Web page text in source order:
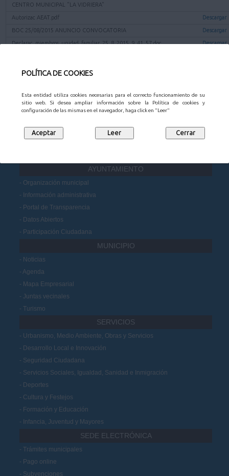
POLÍTICA DE COOKIES
Esta entidad utiliza cookies necesarias para el correcto funcionamiento de su
sitio web. Si desea ampliar información sobre la Política de cookies y
configuración de las mismas en el navegador, haga click en "Leer"
CENTRO MUNICIPAL "LA VIDRIERA"
Autorizac AEAT.pdf Descargar
BOC 25/08/2015 ANUNCIO CONVOCATORIA Descargar
Declarac_miembros_unidad_familiar_25_8_2015_9_41_57.doc Descargar
Ficha terceros.pdf
Volver a la página anterior
AYUNTAMIENTO
Organización municipal
Información administrativa
Portal de Transparencia
Datos Abiertos
Participación Ciudadana
MUNICIPIO
Noticias
Agenda
Mapa Empresarial
Juntas vecinales
Turismo
SERVICIOS
Urbanismo, Medio Ambiente, Obras y Servicios
Desarrollo Local e Innovación
Seguridad Ciudadana
Servicios Sociales, Igualdad, Sanidad e Inmigración
Deportes
Cultura y Festejos
Formación y Educación
Infancia, Juventud y Mayores
SEDE ELECTRÓNICA
Trámites municipales
Pago online
Subvenciones